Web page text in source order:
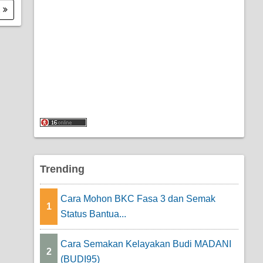
Trending
1
Cara Mohon BKC Fasa 3 dan Semak
Status Bantua...
2
Cara Semakan Kelayakan Budi MADANI
(BUDI95)